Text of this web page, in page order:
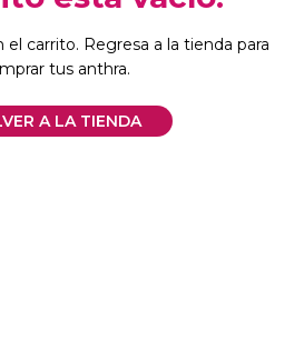
el carrito. Regresa a la tienda para
tus anthra.
A LA TIENDA